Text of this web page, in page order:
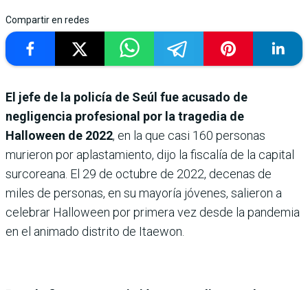
Compartir en redes
El jefe de la policía de Seúl fue acusado de
negligencia profesional por la tragedia de
Halloween de 2022, en la que casi 160 personas
murieron por aplastamiento, dijo la fiscalía de la capital
surcoreana. El 29 de octubre de 2022, decenas de
miles de personas, en su mayoría jóvenes, salieron a
celebrar Halloween por primera vez desde la pandemia
en el animado distrito de Itaewon.